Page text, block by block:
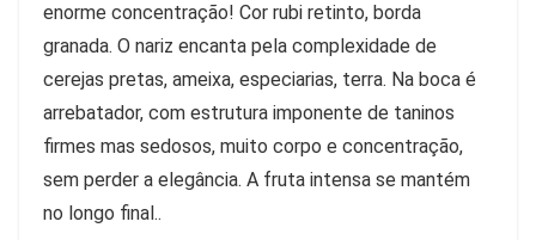
enorme concentração! Cor rubi retinto, borda
granada. O nariz encanta pela complexidade de
cerejas pretas, ameixa, especiarias, terra. Na boca é
arrebatador, com estrutura imponente de taninos
firmes mas sedosos, muito corpo e concentração,
sem perder a elegância. A fruta intensa se mantém
no longo final..